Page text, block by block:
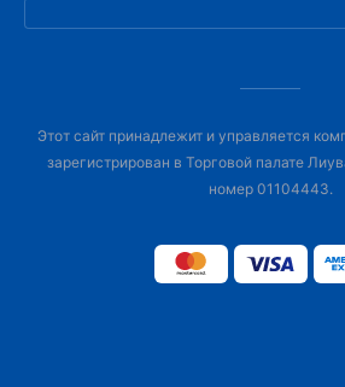
Этот сайт принадлежит и управляется
зарегистрирован в Торговой палате
номер 01104443.